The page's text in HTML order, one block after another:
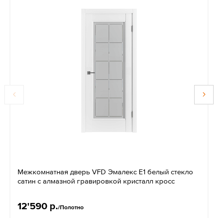
Межкомнатная дверь VFD Эмалекс E1 белый стекло
сатин с алмазной гравировкой кристалл кросс
12'590 р./Полотно